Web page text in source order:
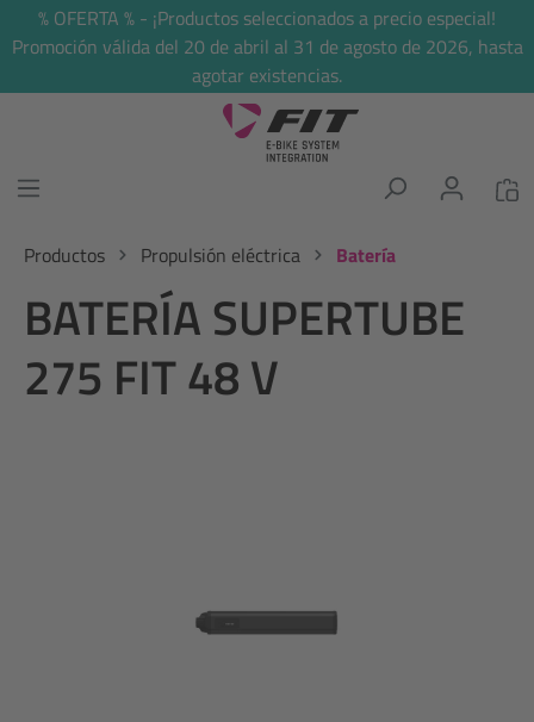
principal
% OFERTA % - ¡Productos seleccionados a precio especial!
Promoción válida del 20 de abril al 31 de agosto de 2026, hasta
agotar existencias.
Productos Propulsión eléctrica Batería
BATERÍA SUPERTUBE
275 FIT 48 V